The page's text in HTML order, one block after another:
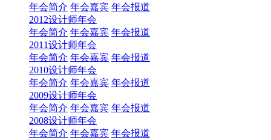
年会简介 年会嘉宾 年会报道
2012设计师年会
年会简介 年会嘉宾 年会报道
2011设计师年会
年会简介 年会嘉宾 年会报道
2010设计师年会
年会简介 年会嘉宾 年会报道
2009设计师年会
年会简介 年会嘉宾 年会报道
2008设计师年会
年会简介 年会嘉宾 年会报道